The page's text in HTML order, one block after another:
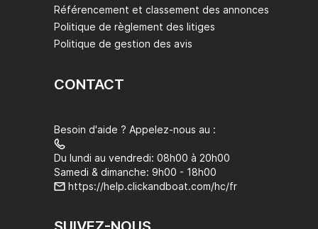
Référencement et classement des annonces
Politique de règlement des litiges
Politique de gestion des avis
CONTACT
Besoin d'aide ? Appelez-nous au :
Du lundi au vendredi: 08h00 à 20h00
Samedi & dimanche: 9h00 - 18h00
https://help.clickandboat.com/hc/fr